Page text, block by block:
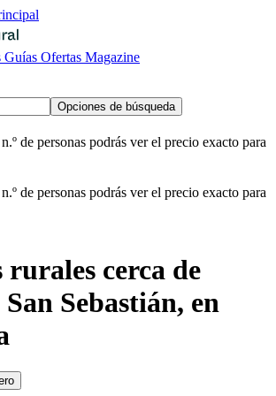
Guías Ofertas Magazine
Opciones de búsqueda
de personas podrás ver el precio exacto para
de personas podrás ver el precio exacto para
rurales cerca de
Sebastián, en